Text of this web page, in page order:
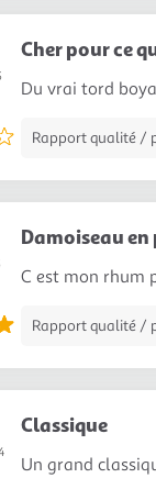
Cher pour ce
Du vrai tord
Rapport qualité /
Damoiseau en
C est mon rhum
Rapport qualité /
Classique
Un grand